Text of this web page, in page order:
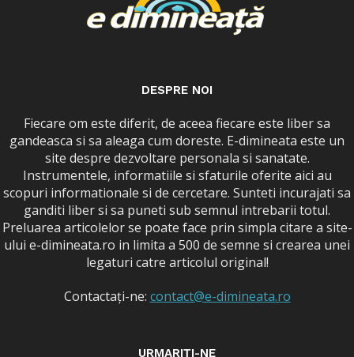
DESPRE NOI
Fiecare om este diferit, de aceea fiecare este liber sa
gandeasca si sa aleaga cum doreste. E-dimineata este un
site despre dezvoltare personala si sanatate.
Instrumentele, informatiile si sfaturile oferite aici au
scopuri informationale si de cercetare. Sunteti incurajati sa
ganditi liber si sa puneti sub semnul intrebarii totul.
Preluarea articolelor se poate face prin simpla citare a site-
ului e-dimineata.ro in limita a 500 de semne si crearea unei
legaturi catre articolul original!
Contactați-ne: contact@e-dimineata.ro
URMARIȚI-NE